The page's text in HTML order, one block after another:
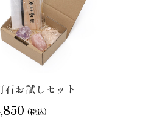
石お試しセット
(税込)